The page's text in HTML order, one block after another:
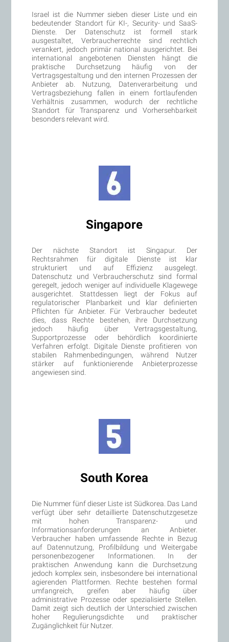
Israel ist die Nummer sieben dieser Liste und ein
bedeutender Standort für KI-, Security- und SaaS-
Dienste. Der Datenschutz ist formell stark
ausgestaltet, Verbraucherrechte sind rechtlich
verankert, jedoch primär national ausgerichtet. Bei
international angebotenen Diensten hängt die
praktische Durchsetzung häufig von der
Vertragsgestaltung und den internen Prozessen der
Anbieter ab. Nutzung, Datenverarbeitung und
Vertragsbeziehung fallen in einem fortlaufenden
Verhältnis zusammen, wodurch der rechtliche
Standort für Transparenz und Vorhersehbarkeit
besonders relevant wird.
Singapore
Der nächste Standort ist Singapur. Der
Rechtsrahmen für digitale Dienste ist klar
strukturiert und auf Effizienz ausgelegt.
Datenschutz und Verbraucherschutz sind formal
geregelt, jedoch weniger auf individuelle Klagewege
ausgerichtet. Stattdessen liegt der Fokus auf
regulatorischer Planbarkeit und klar definierten
Pflichten für Anbieter. Für Verbraucher bedeutet
dies, dass Rechte bestehen, ihre Durchsetzung
jedoch häufig über Vertragsgestaltung,
Supportprozesse oder behördlich koordinierte
Verfahren erfolgt. Digitale Dienste profitieren von
stabilen Rahmenbedingungen, während Nutzer
stärker auf funktionierende Anbieterprozesse
angewiesen sind.
South Korea
Die Nummer fünf dieser Liste ist Südkorea. Das Land
verfügt über sehr detaillierte Datenschutzgesetze
mit hohen Transparenz- und
Informationsanforderungen an Anbieter.
Verbraucher haben umfassende Rechte in Bezug
auf Datennutzung, Profilbildung und Weitergabe
personenbezogener Informationen. In der
praktischen Anwendung kann die Durchsetzung
jedoch komplex sein, insbesondere bei international
agierenden Plattformen. Rechte bestehen formal
umfangreich, greifen aber häufig über
administrative Prozesse oder spezialisierte Stellen.
Damit zeigt sich deutlich der Unterschied zwischen
hoher Regulierungsdichte und praktischer
Zugänglichkeit für Nutzer.